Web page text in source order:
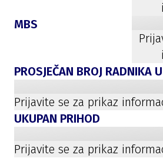
MBS
PROSJEČAN BROJ RADNIKA U
Prijavite se za prikaz
UKUPAN PRIHOD
Prijavite se za prikaz